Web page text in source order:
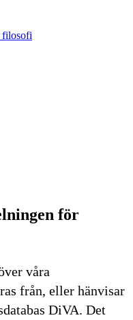
filosofi
för
våra
från, eller hänvisar
DiVA. Det